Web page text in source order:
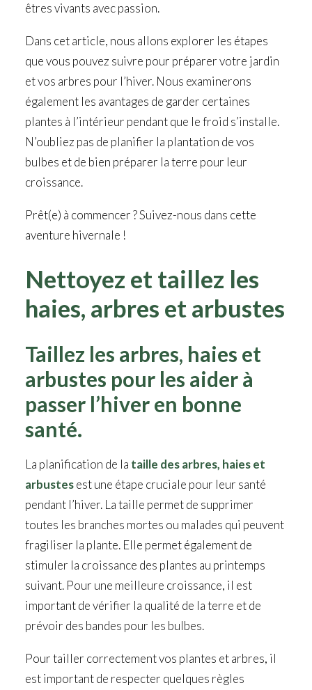
êtres vivants avec passion.
Dans cet article, nous allons explorer les étapes
que vous pouvez suivre pour préparer votre jardin
et vos arbres pour l’hiver. Nous examinerons
également les avantages de garder certaines
plantes à l’intérieur pendant que le froid s’installe.
N’oubliez pas de planifier la plantation de vos
bulbes et de bien préparer la terre pour leur
croissance.
Prêt(e) à commencer ? Suivez-nous dans cette
aventure hivernale !
Nettoyez et taillez les
haies, arbres et arbustes
Taillez les arbres, haies et
arbustes pour les aider à
passer l’hiver en bonne
santé.
La planification de la taille des arbres, haies et
arbustesest une étape cruciale pour leur santé
pendant l’hiver. La taille permet de supprimer
toutes les branches mortes ou malades qui peuvent
fragiliser la plante. Elle permet également de
stimuler la croissance des plantes au printemps
suivant. Pour une meilleure croissance, il est
important de vérifier la qualité de la terre et de
prévoir des bandes pour les bulbes.
Pour tailler correctement vos plantes et arbres, il
est important de respecter quelques règles